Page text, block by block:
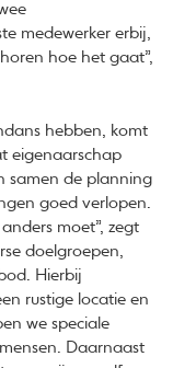
medewerker erbij,
hoe het gaat”,
hebben, komt
eigenaarschap
samen de planning
goed verlopen.
moet”, zegt
doelgroepen,
Hierbij
rustige locatie en
we speciale
Daarnaast